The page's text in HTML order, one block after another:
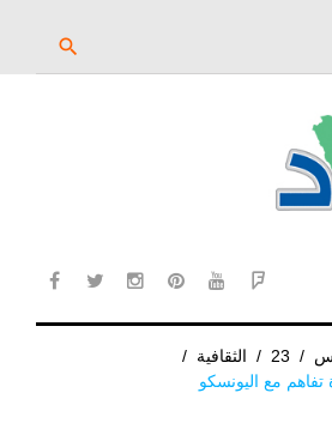
search
/
23
/ الثقافية /
تفاهم مع اليونسكو